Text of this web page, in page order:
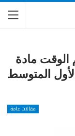
مادة
المتوسط
مقالات عامة